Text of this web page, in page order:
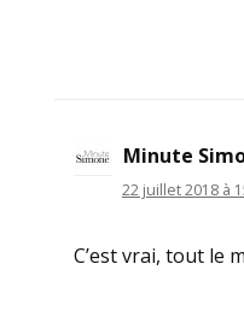
Minute
22 juillet 2018 à
C’est vrai, tout le